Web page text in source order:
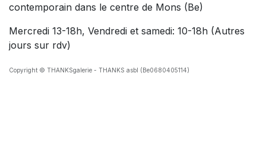
contemporain dans le centre de Mons (Be)
Mercredi 13-18h, Vendredi et samedi: 10-18h (Autres
jours sur rdv)
Copyright © THANKSgalerie - THANKS asbl (Be0680405114)